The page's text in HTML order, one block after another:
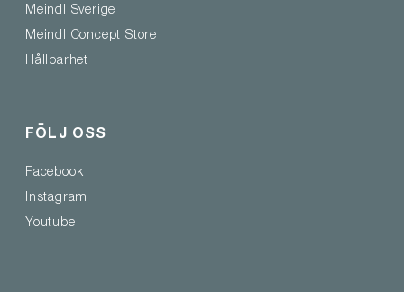
Meindl Sverige
Meindl Concept Store
Hållbarhet
FÖLJ OSS
Facebook
Instagram
Youtube